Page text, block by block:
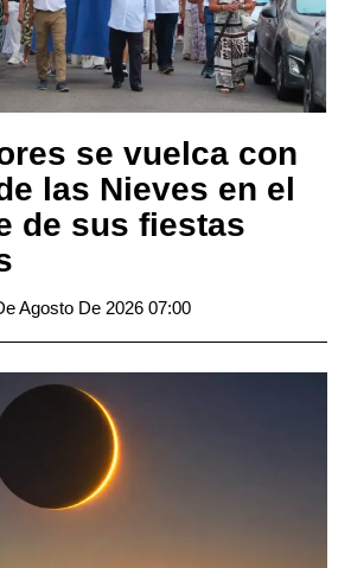
se vuelca con
las Nieves en el
de sus fiestas
Agosto De 2026 07:00